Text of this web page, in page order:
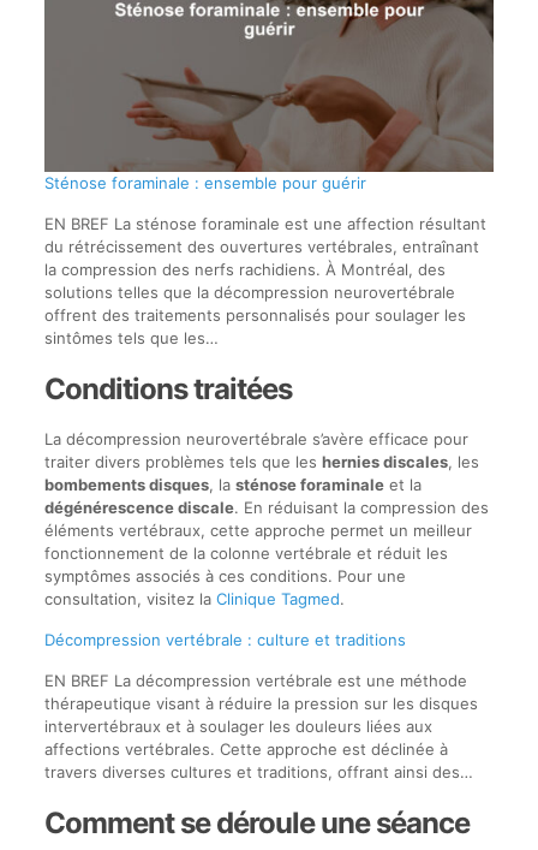
Sténose foraminale : ensemble pour guérir
EN BREF La sténose foraminale est une affection résultant
du rétrécissement des ouvertures vertébrales, entraînant
la compression des nerfs rachidiens. À Montréal, des
solutions telles que la décompression neurovertébrale
offrent des traitements personnalisés pour soulager les
sintômes tels que les…
Conditions traitées
La décompression neurovertébrale s’avère efficace pour
traiter divers problèmes tels que les hernies discales, les
bombements disques, la sténose foraminaleet la
dégénérescence discale. En réduisant la compression des
éléments vertébraux, cette approche permet un meilleur
fonctionnement de la colonne vertébrale et réduit les
symptômes associés à ces conditions. Pour une
consultation, visitez la Clinique Tagmed.
Décompression vertébrale : culture et traditions
EN BREF La décompression vertébrale est une méthode
thérapeutique visant à réduire la pression sur les disques
intervertébraux et à soulager les douleurs liées aux
affections vertébrales. Cette approche est déclinée à
travers diverses cultures et traditions, offrant ainsi des…
Comment se déroule une séance